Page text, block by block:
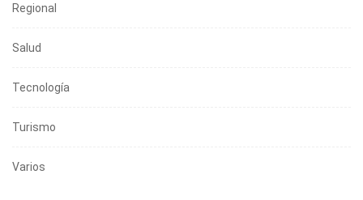
Regional
Salud
Tecnología
Turismo
Varios